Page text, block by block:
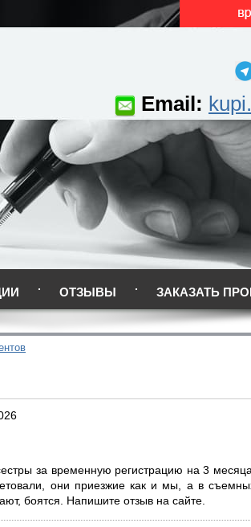
Email:
ОТЗЫВЫ ЗАКАЗАТЬ
за временную регистрацию на 3 месяца.
они приезжие как и мы, а в
боятся. Напишите отзыв на сайте.